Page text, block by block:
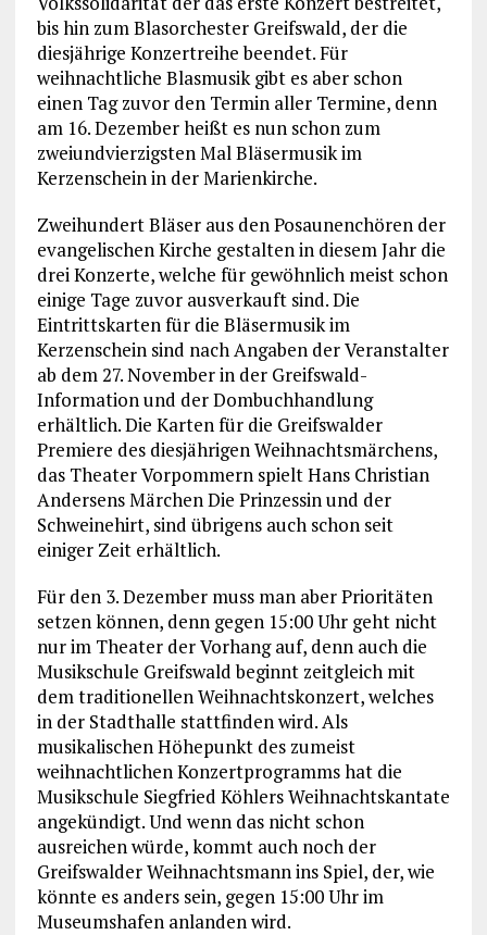
bis hin zum Blasorchester Greifswald, der die
diesjährige Konzertreihe beendet. Für
weihnachtliche Blasmusik gibt es aber schon
einen Tag zuvor den Termin aller Termine, denn
am 16. Dezember heißt es nun schon zum
zweiundvierzigsten Mal Bläsermusik im
Kerzenschein in der Marienkirche.
Zweihundert Bläser aus den Posaunenchören der
evangelischen Kirche gestalten in diesem Jahr die
drei Konzerte, welche für gewöhnlich meist schon
einige Tage zuvor ausverkauft sind. Die
Eintrittskarten für die Bläsermusik im
Kerzenschein sind nach Angaben der Veranstalter
ab dem 27. November in der Greifswald-
Information und der Dombuchhandlung
erhältlich. Die Karten für die Greifswalder
Premiere des diesjährigen Weihnachtsmärchens,
das Theater Vorpommern spielt Hans Christian
Andersens Märchen Die Prinzessin und der
Schweinehirt, sind übrigens auch schon seit
einiger Zeit erhältlich.
Für den 3. Dezember muss man aber Prioritäten
setzen können, denn gegen 15:00 Uhr geht nicht
nur im Theater der Vorhang auf, denn auch die
Musikschule Greifswald beginnt zeitgleich mit
dem traditionellen Weihnachtskonzert, welches
in der Stadthalle stattfinden wird. Als
musikalischen Höhepunkt des zumeist
weihnachtlichen Konzertprogramms hat die
Musikschule Siegfried Köhlers Weihnachtskantate
angekündigt. Und wenn das nicht schon
ausreichen würde, kommt auch noch der
Greifswalder Weihnachtsmann ins Spiel, der, wie
könnte es anders sein, gegen 15:00 Uhr im
Museumshafen anlanden wird.